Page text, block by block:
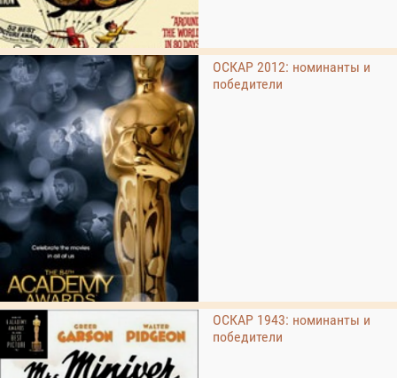
ОСКАР 2012: номинанты и
победители
ОСКАР 1943: номинанты и
победители